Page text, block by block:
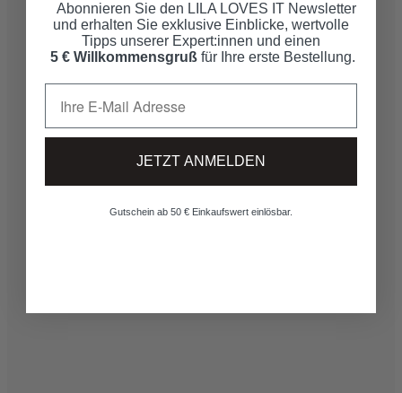
Abonnieren Sie den LILA LOVES IT Newsletter
und erhalten Sie exklusive Einblicke, wertvolle
Tipps unserer Expert:innen und einen
5 € Willkommensgruß für Ihre erste Bestellung.
JETZT ANMELDEN
Gutschein ab 50 € Einkaufswert einlösbar.